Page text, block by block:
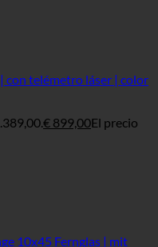
con telémetro láser | color
€ 899,00El precio